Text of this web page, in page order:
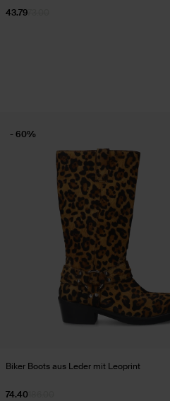
43.79
Biker Boots aus Leder mit Leoprint
74.40
- 60%